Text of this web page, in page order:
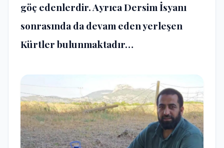
göç edenlerdir. Ayrıca Dersim İsyanı
sonrasında da devam eden yerleşen
Kürtler bulunmaktadır…